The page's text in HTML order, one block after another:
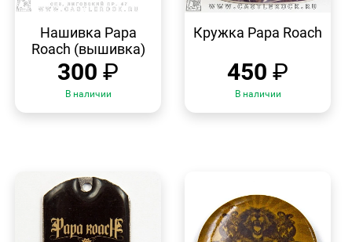
ПРОСМОТР
Нашивка Papa
Roach (вышивка)
300 ₽
В наличии
ПРОСМОТР
Кружка Papa Roach
450 ₽
В наличии